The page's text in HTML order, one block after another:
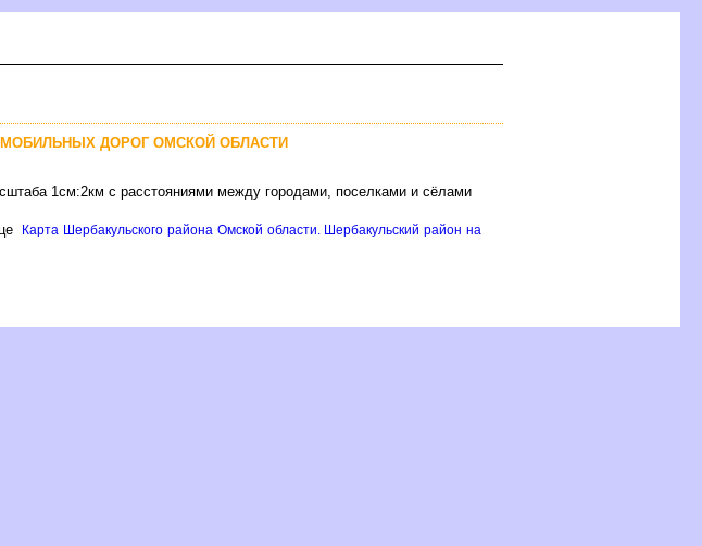
ДОРОГ ОМСКОЙ ОБЛАСТИ
1см:2км с расстояниями между городами, поселками и сёлами
Карта Шербакульского района Омской области. Шербакульский район на